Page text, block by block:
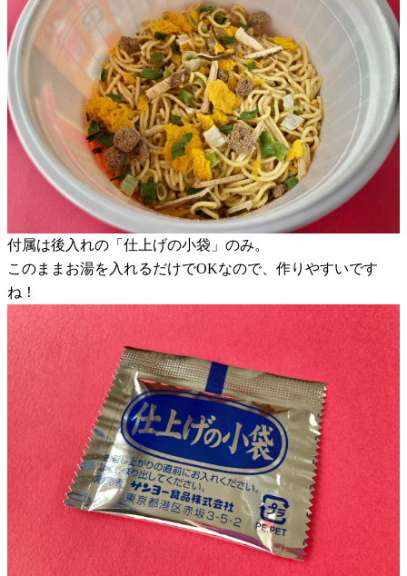
付属は後入れの「仕上げの小袋」のみ。
このままお湯を入れるだけでOKなので、作りやすいです
ね！